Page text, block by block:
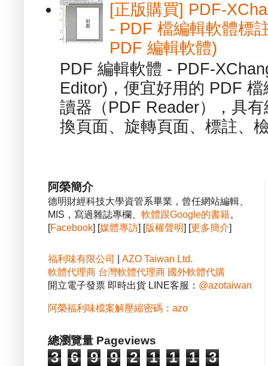
[正版購買] PDF-
- PDF 檔編輯軟體標
PDF 編輯軟體)
PDF 編輯軟體 - PDF-
Editor)，便宜好用的 PDF
讀器（PDF Reader），具
換頁面、旋轉頁面、標註、
阿榮簡介
德明財經科技大學資管系畢業，曾任網站編輯、
MIS，寫過雜誌專欄、 軟體跟Google的書籍。
[Facebook] [媒體專訪] [版權聲明] [更多簡介]
福利味有限公司
AZO Taiwan Ltd.
軟體代理商 台灣軟體代理商 國外軟體代購
開立電子發票 即時出貨 LINE客服： @azotaiwan
阿榮福利味檔案解壓縮密碼：azo
總瀏覽量 Pageviews
3 6 9 9 2 1 1 1 3